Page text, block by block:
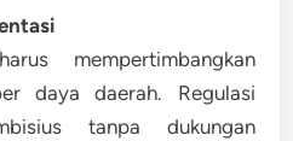
mempertimbangkan
daya daerah. Regulasi
tanpa dukungan